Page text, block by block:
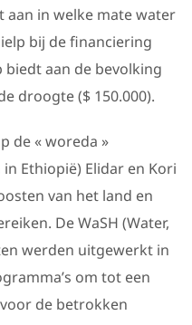
aan in welke mate water
bij de financiering
aan de bevolking
droogte ($ 150.000).
de « woreda »
Ethiopië) Elidar en Kori
van het land en
De WaSH (Water,
werden uitgewerkt in
om tot een
de betrokken